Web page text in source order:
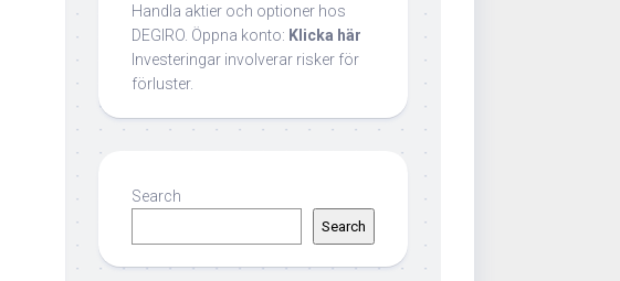
Handla aktier och optioner hos
DEGIRO. Öppna konto: Klicka här
Investeringar involverar risker för
förluster.
Search
Search